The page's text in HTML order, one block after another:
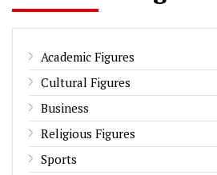
Academic Figures
Cultural Figures
Business
Religious Figures
Sports